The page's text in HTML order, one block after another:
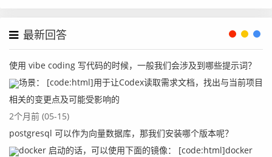
最新回答
使用 vibe coding 写代码的时候，一般我们会涉及到哪些提示词？
场景： [code:html]用于让Codex读取需求文档，找出与当前项目
相关的变更点及可能受影响的
2个月前 (05-15)
postgresql 可以作为向量数据库，那我们安装哪个版本呢？
docker 启动的话，可以使用下面的镜像： [code:html]docker